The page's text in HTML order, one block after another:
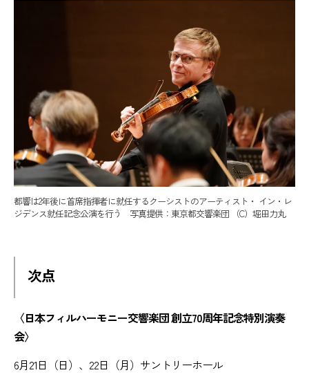
都響は2年後に首席指揮者に就任するクーシストのアーティスト・ イン・レ
ジデンス就任記念公演を行う 写真提供：東京都交響楽団 （C）堀田力丸
次点
〈日本フィルハーモニー交響楽団 創立70周年記念特別演奏
会〉
6月21日（日）、22日（月）サントリーホール